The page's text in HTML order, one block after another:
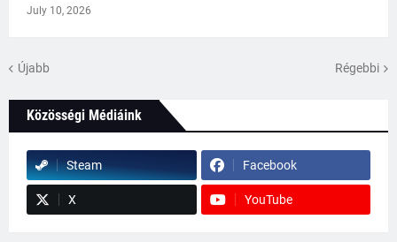
July 10, 2026
Újabb Régebbi
Közösségi Médiáink
Steam Facebook
X YouTube